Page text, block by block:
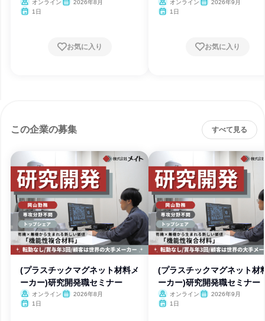
オンライン
2026年8月
1日
お気に入り
オンライン
2026年9月
1日
お気に入り
この企業の募集 すべて見る
(プラスチックマグネット材料メ
ーカー)研究開発職セミナー
オンライン
2026年8月
1日
(プラスチックマグネット材
ーカー)研究開発職セミナー
オンライン
2026年9月
1日